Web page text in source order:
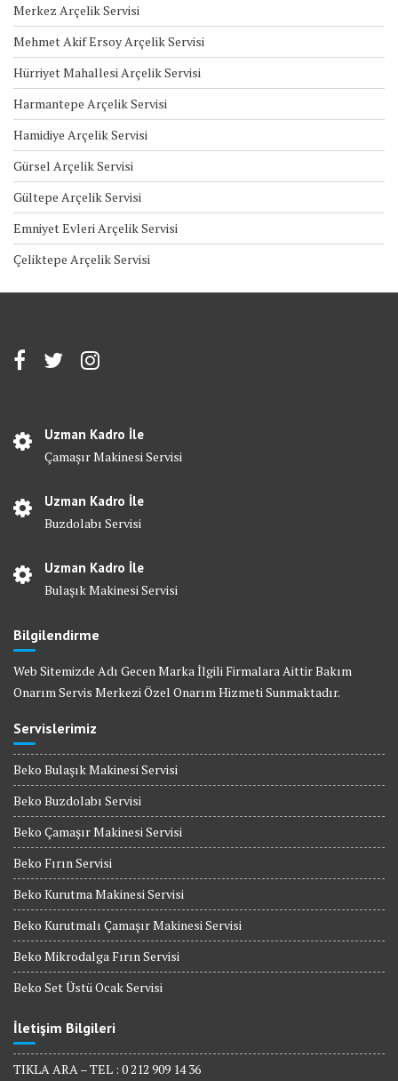
Merkez Arçelik Servisi
Mehmet Akif Ersoy Arçelik Servisi
Hürriyet Mahallesi Arçelik Servisi
Harmantepe Arçelik Servisi
Hamidiye Arçelik Servisi
Gürsel Arçelik Servisi
Gültepe Arçelik Servisi
Emniyet Evleri Arçelik Servisi
Çeliktepe Arçelik Servisi
Uzman Kadro İle
Çamaşır Makinesi Servisi
Uzman Kadro İle
Buzdolabı Servisi
Uzman Kadro İle
Bulaşık Makinesi Servisi
Bilgilendirme
Web Sitemizde Adı Gecen Marka İlgili Firmalara Aittir Bakım
Onarım Servis Merkezi Özel Onarım Hizmeti Sunmaktadır.
Servislerimiz
Beko Bulaşık Makinesi Servisi
Beko Buzdolabı Servisi
Beko Çamaşır Makinesi Servisi
Beko Fırın Servisi
Beko Kurutma Makinesi Servisi
Beko Kurutmalı Çamaşır Makinesi Servisi
Beko Mikrodalga Fırın Servisi
Beko Set Üstü Ocak Servisi
İletişim Bilgileri
TIKLA ARA – TEL : 0 212 909 14 36